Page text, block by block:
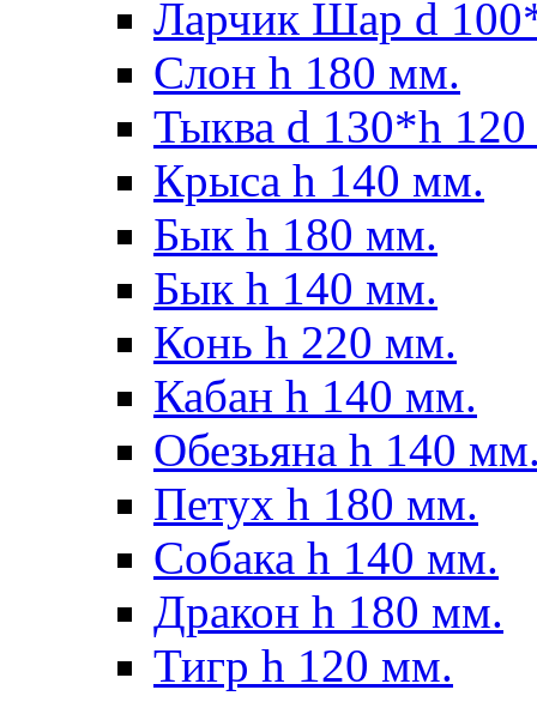
Ларчик Шар d
Слон h 180 мм.
Тыква d 130*h
Крыса h 140 мм.
Бык h 180 мм.
Бык h 140 мм.
Конь h 220 мм.
Кабан h 140 мм.
Обезьяна h 140
Петух h 180 мм.
Собака h 140 мм.
Дракон h 180 мм.
Тигр h 120 мм.